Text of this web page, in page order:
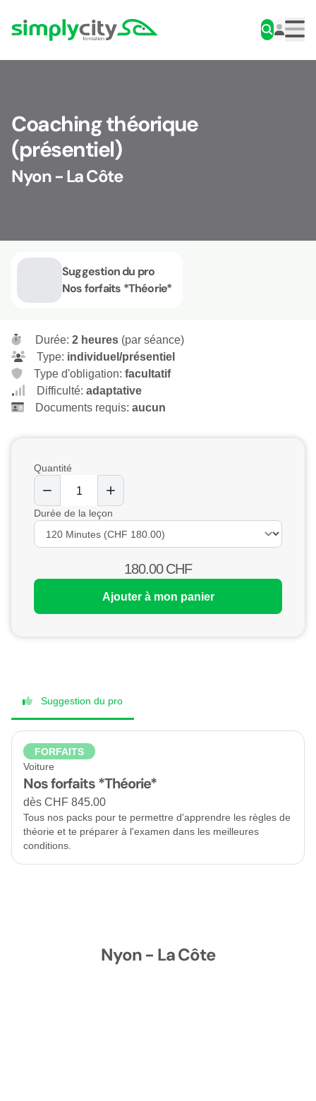
Simplycity
Coaching théorique
(présentiel)
Nyon - La Côte
Suggestion du pro
Nos forfaits *Théorie*
Suggestion du pro
FORFAITS
Voiture
Nos forfaits *Théorie*
dès CHF 845.00
Tous nos packs pour te permettre d'apprendre les règles de
théorie et te préparer à l'examen dans les meilleures
conditions.
Durée: 2 heures (par séance)
Type: individuel/présentiel
Type d'obligation: facultatif
Difficulté: adaptative
Documents requis: aucun
Quantité
Durée de la leçon
180.00CHF
Ajouter à mon panier
Nyon - La Côte